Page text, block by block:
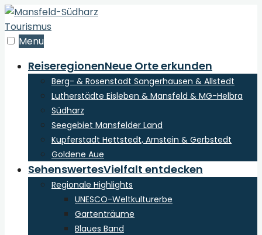
zum
Inhalt
derMenu
ReiseregionenNeue Orte erkunden
Berg- & Rosenstadt Sangerhausen & Allstedt
Lutherstädte Eisleben & Mansfeld & MG-Helbra
Südharz
Seegebiet Mansfelder Land
Kupferstadt Hettstedt, Arnstein & Gerbstedt
Goldene Aue
SehenswertesVielfalt entdecken
Regionale Highlights
UNESCO-Weltkulturerbe
Gartenträume
Blaues Band